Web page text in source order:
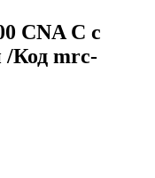
CNA C с
/Код mrc-